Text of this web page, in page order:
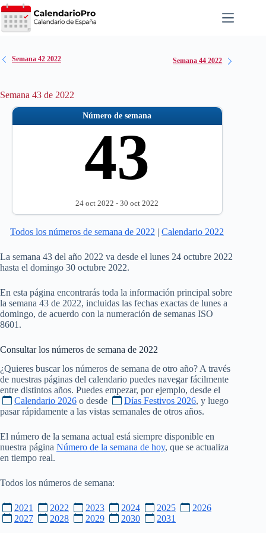
Saltar
al
contenido
Semana 42 2022 Semana 44 2022
Semana 43 de 2022
Número de semana
43
24 oct 2022 - 30 oct 2022
Todos los números de semana de 2022 |Calendario 2022
La semana 43 del año 2022 va desde el lunes 24 octubre 2022
hasta el domingo 30 octubre 2022.
En esta página encontrarás toda la información principal sobre
la semana 43 de 2022, incluidas las fechas exactas de lunes a
domingo, de acuerdo con la numeración de semanas ISO
8601.
Consultar los números de semana de 2022
¿Quieres buscar los números de semana de otro año? A través
de nuestras páginas del calendario puedes navegar fácilmente
entre distintos años. Puedes empezar, por ejemplo, desde el
Calendario 2026 o desde Días Festivos 2026, y luego
pasar rápidamente a las vistas semanales de otros años.
El número de la semana actual está siempre disponible en
nuestra página Número de la semana de hoy, que se actualiza
en tiempo real.
Todos los números de semana:
2021 2022 2023 2024 2025
2026
2027
2028 2029 2030 2031